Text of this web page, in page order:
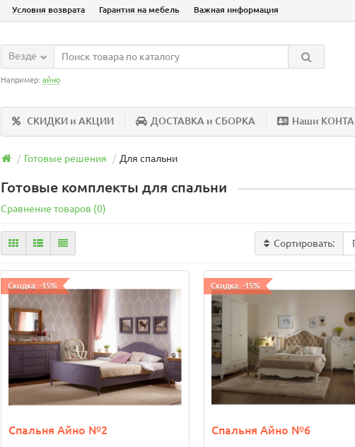
Условия возврата Гарантия на мебель Важная информация
Везде
Например: айно
СКИДКИ и АКЦИИ ДОСТАВКА и СБОРКА Наши
Готовые решения Для спальни
Готовые комплекты для спальни
Сравнение товаров (0)
Сортировать:
Скидка: -15%
Спальня Айно №2
Скидка: -15%
Спальня Айно №6